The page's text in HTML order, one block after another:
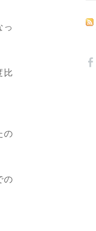
っ
比
の
の